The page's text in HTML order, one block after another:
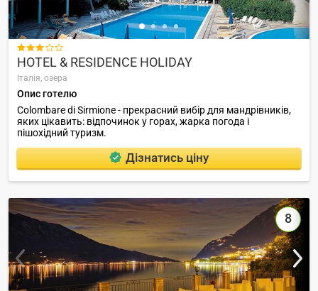

HOTEL & RESIDENCE HOLIDAY
Італія, озера
Опис готелю
Colombare di Sirmione - прекрасний вибір для мандрівників,
яких цікавить: відпочинок у горах, жарка погода і
пішохідний туризм.
Дізнатись ціну
8